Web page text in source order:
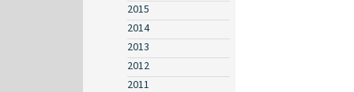
2015
2014
2013
2012
2011